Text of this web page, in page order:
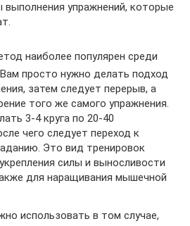
выполнения упражнений, которые
наиболее популярен среди
просто нужно делать подход
затем следует перерыв, а
того же самого упражнения.
3-4 круга по 20-40
чего следует переход к
Это вид тренировок
силы и выносливости
для наращивания мышечной
использовать в том случае,